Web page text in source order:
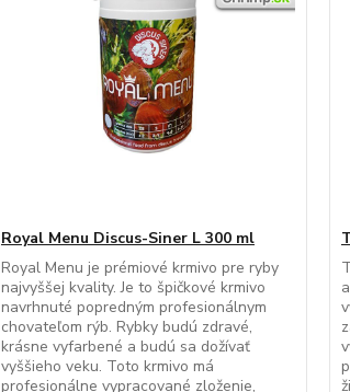
Royal Menu Discus-Siner L 300 ml
Royal Menu je prémiové krmivo pre ryby
najvyššej kvality. Je to špičkové krmivo
navrhnuté popredným profesionálnym
chovateľom rýb. Rybky budú zdravé,
krásne vyfarbené a budú sa dožívať
vyššieho veku. Toto krmivo má
profesionálne vypracované zloženie,